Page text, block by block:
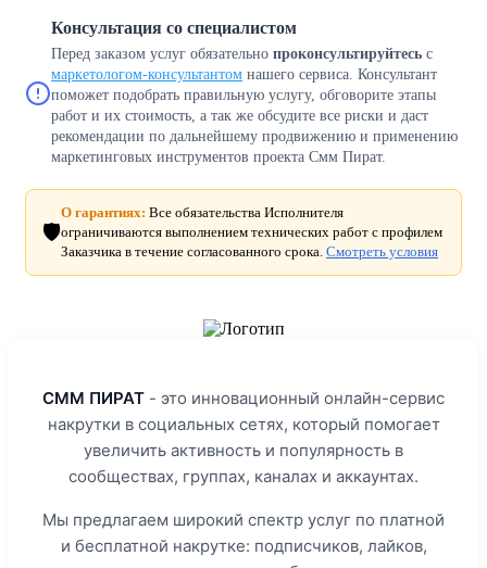
Консультация со специалистом
Перед заказом услуг обязательно проконсультируйтесь с
маркетологом-консультантом нашего сервиса. Консультант
поможет подобрать правильную услугу, обговорите этапы
работ и их стоимость, а так же обсудите все риски и даст
рекомендации по дальнейшему продвижению и применению
маркетинговых инструментов проекта Смм Пират.
🛡️
О гарантиях: Все обязательства Исполнителя
ограничиваются выполнением технических работ с профилем
Заказчика в течение согласованного срока. Смотреть условия
СММ ПИРАТ - это инновационный онлайн-сервис
накрутки в социальных сетях, который помогает
увеличить активность и популярность в
сообществах, группах, каналах и аккаунтах.
Мы предлагаем широкий спектр услуг по платной
и бесплатной накрутке: подписчиков, лайков,